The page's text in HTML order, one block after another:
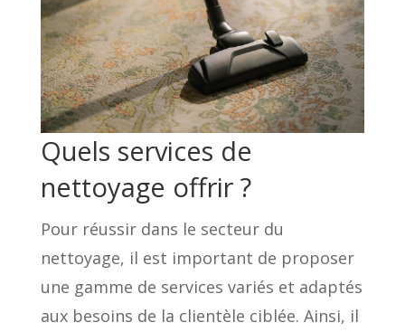
Quels services de
nettoyage offrir ?
Pour réussir dans le secteur du
nettoyage, il est important de proposer
une gamme de services variés et adaptés
aux besoins de la clientèle ciblée. Ainsi, il